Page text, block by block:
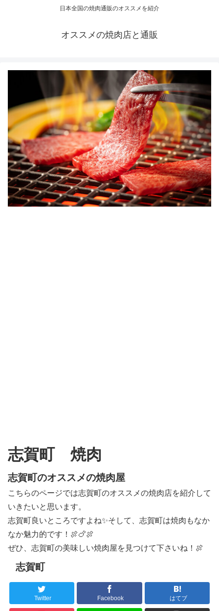
日本全国の焼肉通販のオススメを紹介
オススメの焼肉店と通販
志賀町 焼肉
志賀町のオススメの焼肉屋
こちらのページでは志賀町のオススメの焼肉店を紹介して
いきたいと思います。
志賀町良いところですよね✨そして、志賀町は焼肉もなか
なか魅力的です！🍖🍗🍖
ぜひ、志賀町の美味しい焼肉屋を見つけて下さいね！🍖
志賀町
Twitter Facebook はてブ